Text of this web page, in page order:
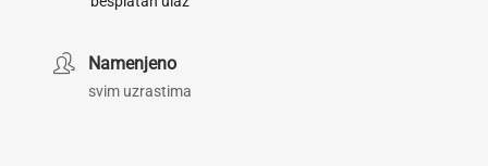
Namenjeno
svim uzrastima